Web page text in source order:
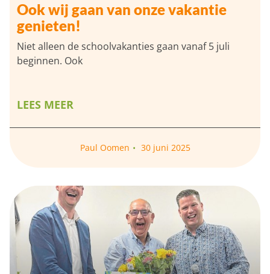
Ook wij gaan van onze vakantie
genieten!
Niet alleen de schoolvakanties gaan vanaf 5 juli
beginnen. Ook
LEES MEER
Paul Oomen 30 juni 2025